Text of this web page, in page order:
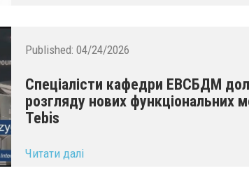
Published: 04/24/2026
Спеціалісти кафедри ЕВСБДМ
розгляду нових функціональних
Tebis
Читати далі